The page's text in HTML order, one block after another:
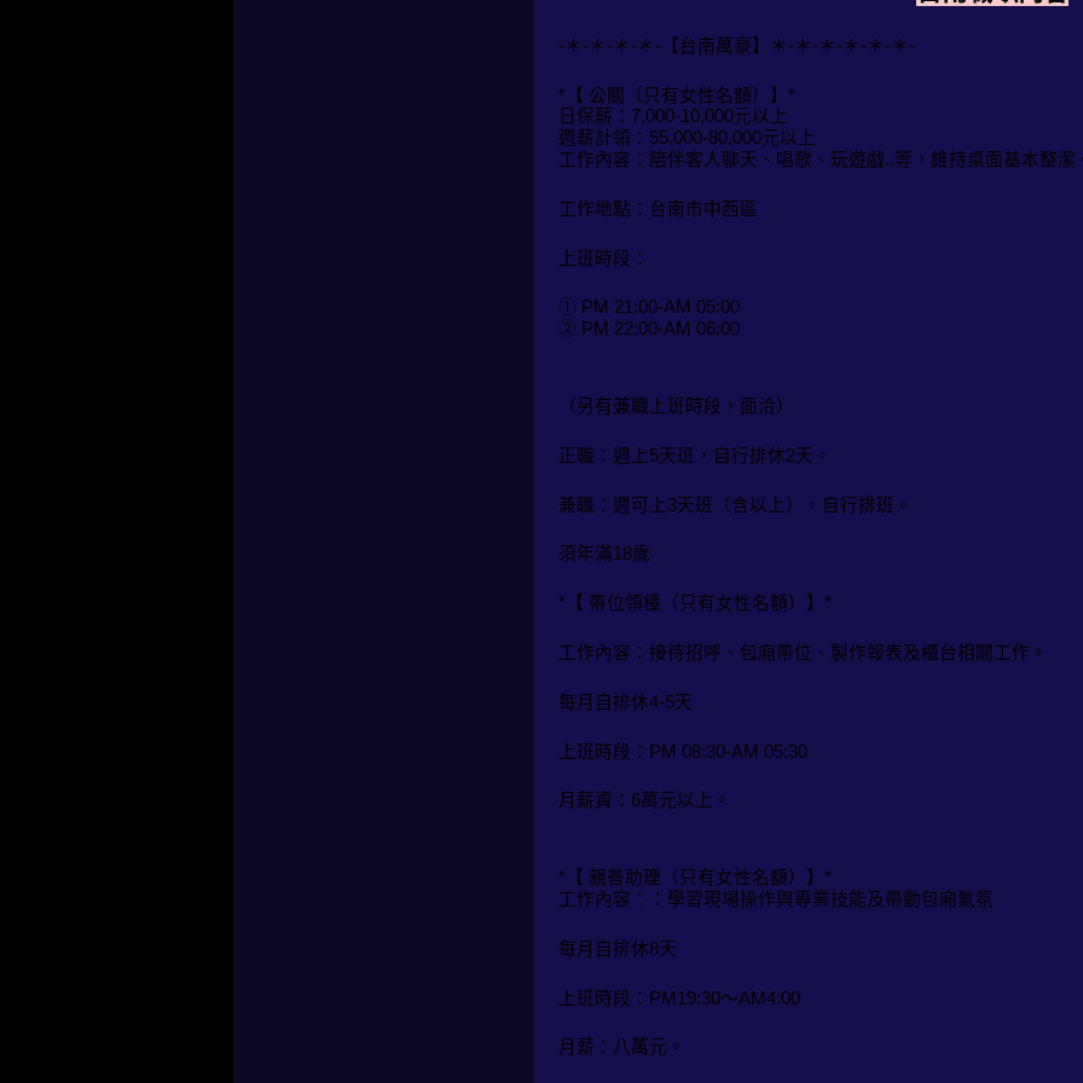
-＊-＊-＊-＊-【台南萬豪】＊-＊-＊-＊-＊-＊-
*【 公關（只有女性名額）】*
日保薪：7,000-10,000元以上
週薪計領：55,000-80,000元以上
工作內容：陪伴客人聊天、唱歌、玩遊戲..等，維持桌面基本整潔
工作地點：台南市中西區
上班時段：
① PM 21:00-AM 05:00
② PM 22:00-AM 06:00
（另有兼職上班時段，面洽）
正職：週上5天班，自行排休2天。
兼職：週可上3天班（含以上），自行排班。
須年滿18歲
*【 帶位領檯（只有女性名額）】*
工作內容：接待招呼、包廂帶位、製作報表及櫃台相關工作。
每月自排休4-5天
上班時段：PM 08:30-AM 05:30
月薪資：6萬元以上。
*【 親善助理（只有女性名額）】*
工作內容：：學習現場操作與專業技能及帶動包廂氣氛
每月自排休8天
上班時段：PM19:30～AM4:00
月薪：八萬元。